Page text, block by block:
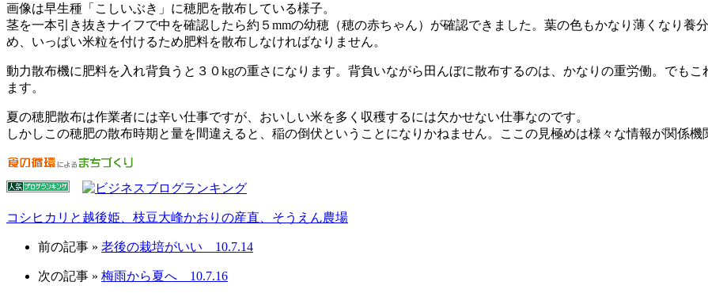
画像は早生種「こしいぶき」に穂肥を散布している様子。
茎を一本引き抜きナイフで中を確認したら約５mmの幼穂（穂の赤ちゃん）が確認できました。葉の色もかなり薄くなり養
め、いっぱい米粒を付けるため肥料を散布しなければなりません。
動力散布機に肥料を入れ背負うと３０kgの重さになります。背負いながら田んぼに散布するのは、かなりの重労働。でも
ます。
夏の穂肥散布は作業者には辛い仕事ですが、おいしい米を多く収穫するには欠かせない仕事なのです。
しかしこの穂肥の散布時期と量を間違えると、稲の倒伏ということになりかねません。ここの見極めは様々な情報が関係機
コシヒカリと越後姫、枝豆大峰かおりの産直、そうえん農場
前の記事 » 老後の栽培がいい 10.7.14
次の記事 » 梅雨から夏へ 10.7.16